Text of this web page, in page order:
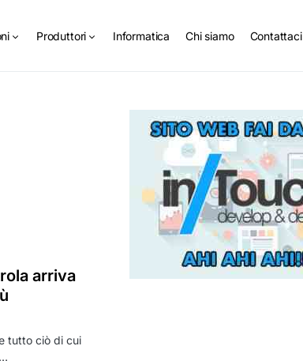
Produttori Informatica Chi siamo Contattaci
arriva
tutto ciò di cui